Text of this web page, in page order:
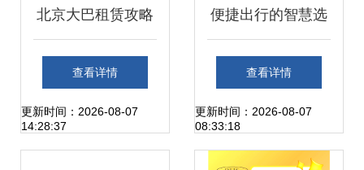
北京大巴租赁攻略
如何挑选放心的汽
车租赁公司
查看详情
更新时间：2026-08-07
14:28:37
便捷出行的智慧选
择 汽车租赁全攻略
查看详情
更新时间：2026-08-07
08:33:18